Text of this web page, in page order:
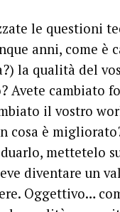
le questioni
anni, come è
la qualità del
Avete cambiato
il vostro
cosa è
mettetelo
diventare un
Oggettivo…